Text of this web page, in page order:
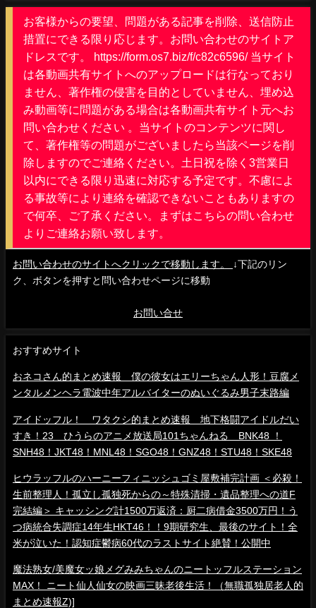
お客様からの要望、問題がある記事を削除、送信防止
措置にできる限り応じます。お問い合わせのサイトア
ドレスです。 https://form.os7.biz/f/c82c6596/ 当サイト
は各動画共有サイトへのアップロードは行なっており
ません、著作権の侵害を目的としていません、埋め込
み動画等に問題がある場合は各動画共有サイト元へお
問い合わせください 。当サイトのコンテンツに関し
て、著作権等の問題がございましたら当該ページを削
除しますのでご連絡ください。土日祝を除く3営業日
以内にできる限り迅速に対応する予定です。不慮によ
る事故等により連絡を確認できないこともありますの
で何卒、ご了承ください。まずはこちらの問い合わせ
よりご連絡お願い致します。
お問い合わせのサイトへクリックで移動します。
↓下記のリン
ク、ボタンを押すと問い合わせページに移動
お問い合せ
おすすめサイト
おネコさん的まとめ速報 僕の彼女はエリーちゃん人形！豆腐メ
ンタルメンヘラ電波中年アルバイターのぬいぐるみ男子末路編
アイドッフル！ ワタクシ的まとめ速報 地下格闘アイドルだい
すき！23 ひうらのアニメ放送局101ちゃんねる BNK48 ！
SNH48！JKT48！MNL48！SGO48！GNZ48！STU48！SKE48
ヒウラッフルのハーニーフィニッシュゴミ屋敷補完計画 ＜必殺！
生前整理人！孤立し孤独死からの～特殊清掃・遺品整理への道F
完結編＞ キャッシング計1500万返済：厨二病借金3500万円！う
つ病統合失調症14年生HKT46！！9期研究生、最後のサイト！全
米が泣いた！認知症鬱病60代のラストサイト絶賛！公開中
魔法熟女/美魔女ッ娘メグみみちゃんのニートッフルステーション
MAX！ ニート仙人仙女の映画三昧老後生活！（無職孤独居老人的
まとめ速報Z)]